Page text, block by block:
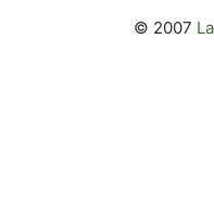
© 2007